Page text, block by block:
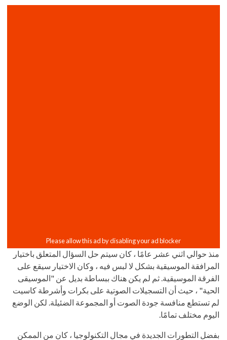
منذ حوالي اثني عشر عامًا ، كان سيتم حل السؤال المتعلق باختيار
المرافقة الموسيقية بشكل لا لبس فيه ، وكان الاختيار سيقع على
الفرقة الموسيقية. ثم لم يكن هناك ببساطة بديل عن "الموسيقى
الحية" ، حيث أن التسجيلات الصوتية على بكرات وأشرطة كاسيت
لم تستطع منافسة جودة الصوت أو المجموعة الضئيلة. لكن الوضع
اليوم مختلف تمامًا.
بفضل التطورات الجديدة في مجال التكنولوجيا ، كان من الممكن